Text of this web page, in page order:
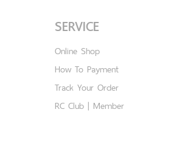
SERVICE
Online Shop
How To Payment
Track Your Order
RC Club | Member